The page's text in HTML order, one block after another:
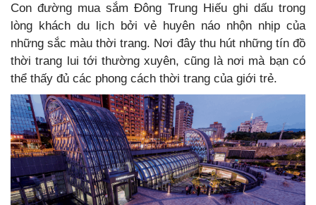
Con đường mua sắm Đông Trung Hiếu ghi dấu trong
lòng khách du lịch bởi vẻ huyên náo nhộn nhịp của
những sắc màu thời trang. Nơi đây thu hút những tín đồ
thời trang lui tới thường xuyên, cũng là nơi mà bạn có
thể thấy đủ các phong cách thời trang của giới trẻ.